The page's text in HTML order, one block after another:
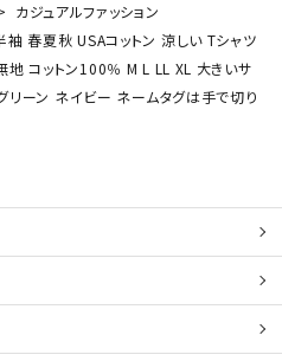
カジュアルファッション
春夏秋 USAコットン 涼しい Tシャツ
地 コットン100％ M L LL XL 大きいサ
ーン ネイビー ネームタグは手で切り